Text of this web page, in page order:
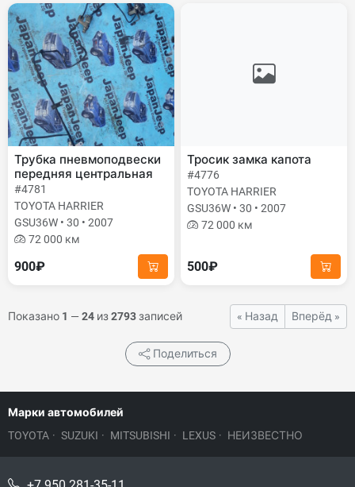
Трубка пневмоподвески
передняя центральная
#4781
TOYOTA HARRIER
GSU36W • 30 • 2007
72 000 км
900₽
Тросик замка капота
#4776
TOYOTA HARRIER
GSU36W • 30 • 2007
72 000 км
500₽
Показано 1 — 24 из2793записей « Назад Вперёд »
Поделиться
Марки автомобилей
TOYOTA · SUZUKI · MITSUBISHI · LEXUS · НЕИЗВЕСТНО